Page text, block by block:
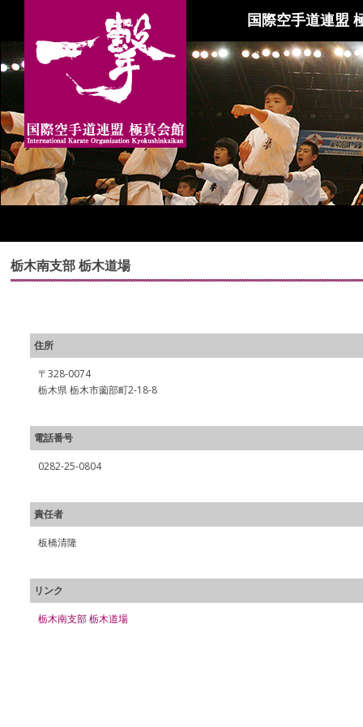
国際空手道連盟
栃木南支部 栃木道場
住所
〒328-0074
栃木県 栃木市薗部町2-18-8
電話番号
0282-25-0804
責任者
板橋清隆
リンク
栃木南支部 栃木道場